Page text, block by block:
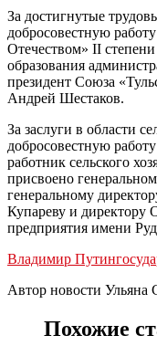
За достигнутые
добросовестную
Отечеством» II
образования
президент Союза
Андрей Шестаков.
За заслуги в области
добросовестную
работник сельского
присвоено
генеральному
Купареву и директору
предприятия имени
Владимир Путин
Автор новости Ульяна
Похожие